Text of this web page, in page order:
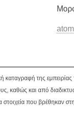
atom
καταγραφή της
καθώς και από
που βρέθηκαν